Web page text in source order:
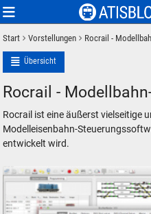
Start Vorstellungen Rocrail -
Übersicht
Rocrail -
Rocrail ist eine äußerst vielseitige
Modelleisenbahn-
entwickelt wird.